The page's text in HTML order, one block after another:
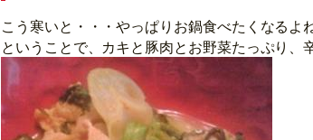
こう寒いと・・・やっぱりお鍋食べたくなるよね
ということで、カキと豚肉とお野菜たっぷり、